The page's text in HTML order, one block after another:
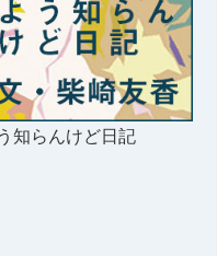
知らんけど日記